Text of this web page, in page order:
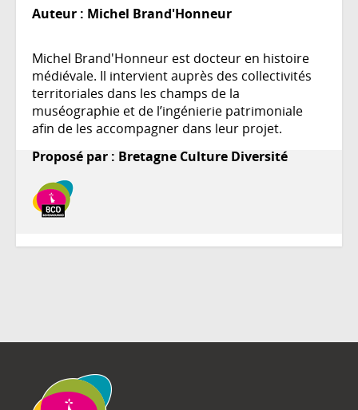
Auteur : Michel Brand'Honneur
Michel Brand'Honneur est docteur en histoire
médiévale. Il intervient auprès des collectivités
territoriales dans les champs de la
muséographie et de l’ingénierie patrimoniale
afin de les accompagner dans leur projet.
Proposé par : Bretagne Culture Diversité